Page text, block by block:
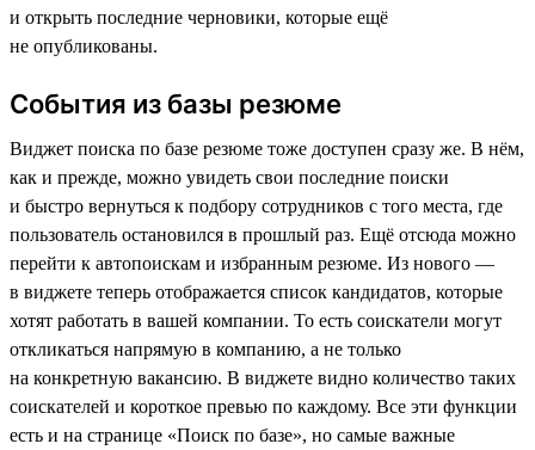
и открыть последние черновики, которые ещё
не опубликованы.
События из базы резюме
Виджет поиска по базе резюме тоже доступен сразу же. В нём,
как и прежде, можно увидеть свои последние поиски
и быстро вернуться к подбору сотрудников с того места, где
пользователь остановился в прошлый раз. Ещё отсюда можно
перейти к автопоискам и избранным резюме. Из нового —
в виджете теперь отображается список кандидатов, которые
хотят работать в вашей компании. То есть соискатели могут
откликаться напрямую в компанию, а не только
на конкретную вакансию. В виджете видно количество таких
соискателей и короткое превью по каждому. Все эти функции
есть и на странице «Поиск по базе», но самые важные